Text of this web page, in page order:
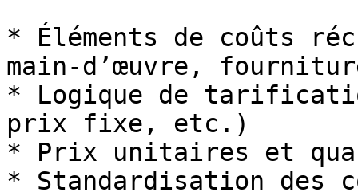
* Éléments de coûts
main-d’œuvre,
* Logique de
prix fixe, etc.)
* Prix unitaires et
* Standardisation des